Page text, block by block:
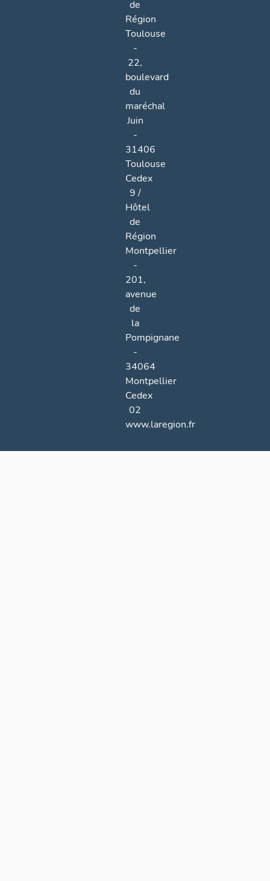
de
Région
Toulouse
-
22,
boulevard
du
maréchal
Juin
-
31406
Toulouse
Cedex
9 /
Hôtel
de
Région
Montpellier
-
201,
avenue
de
la
Pompignane
-
34064
Montpellier
Cedex
02
www.laregion.fr